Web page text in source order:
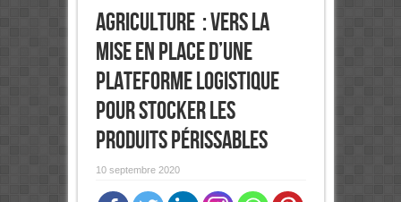
Agriculture : Vers la
mise en place d’une
plateforme logistique
pour stocker les
produits périssables
10 septembre 2020